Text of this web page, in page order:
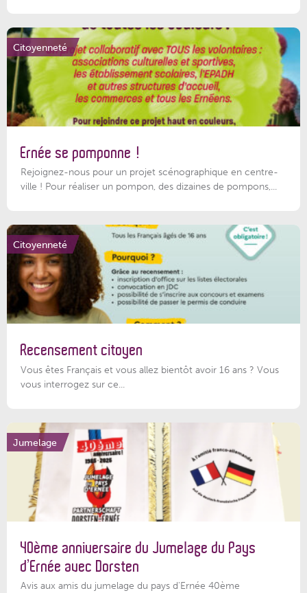
Citoyenneté
Ernée se pomponne !
Rejoignez-nous pour un projet scénographique en centre-
ville ! Pour réaliser un pompon, des dizaines de pompons,...
Citoyenneté
Recensement citoyen
Vous êtes Français et vous allez bientôt avoir 16 ans ? Vous
vous interrogez sur ce...
Jumelage
40ème anniversaire du Jumelage du Pays
d’Ernée avec Dorsten
Avis aux amis du jumelage du pays d'Ernée 40ème